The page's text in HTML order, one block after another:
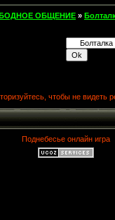
ОБЩЕНИЕ »
чтобы не видеть
Поднебесье онлайн игра